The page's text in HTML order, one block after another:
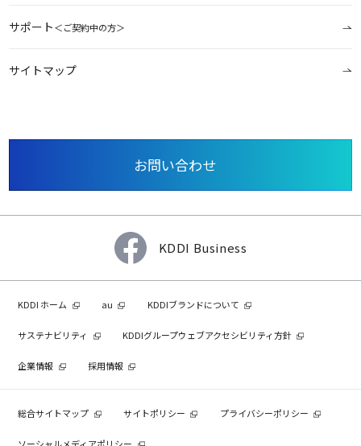
サポート＜ご契約中の方＞
サイトマップ
お問い合わせ
KDDI Business
KDDI ホーム au KDDIブランドについて
サステナビリティ KDDIグループウェブアクセシビリティ方針
企業情報 採用情報
総合サイトマップ サイトポリシー プライバシーポリシー